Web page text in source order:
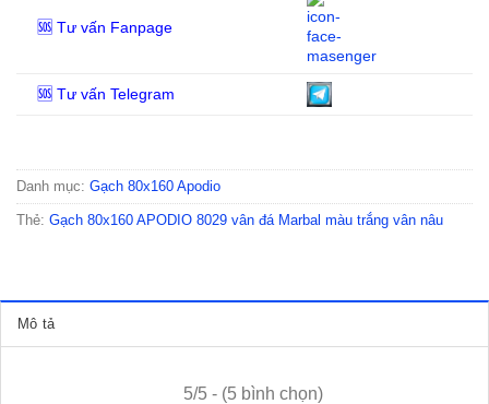
🆘 Tư vấn Fanpage
🆘 Tư vấn Telegram
Danh mục: Gạch 80x160 Apodio
Thẻ: Gạch 80x160 APODIO 8029 vân đá Marbal màu trắng vân nâu
Mô tả
5/5 - (5 bình chọn)